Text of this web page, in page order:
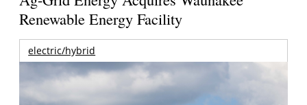
Renewable Energy Facility
electric/hybrid